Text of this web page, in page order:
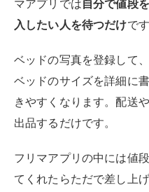
マアプリでは自分で値段
入したい人を待つだけです
ベッドの写真を登録して
ベッドのサイズを詳細に
きやすくなります。配送
出品するだけです。
フリマアプリの中には値
てくれたらただで差し上